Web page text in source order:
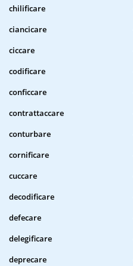
chilificare
ciancicare
ciccare
codificare
conficcare
contrattaccare
conturbare
cornificare
cuccare
decodificare
defecare
delegificare
deprecare